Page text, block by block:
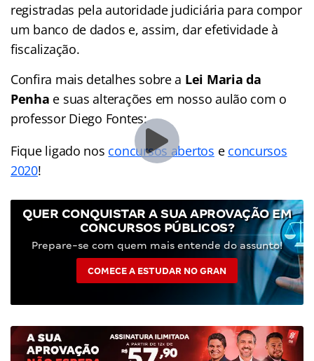
registradas pela autoridade judiciária para compor
um banco de dados e, assim, dar efetividade à
fiscalização.
Confira mais detalhes sobre a Lei Maria da
Penha e suas alterações em nosso aulão com o
professor Diego Fontes:
Fique ligado nos concursos abertos e concursos
2020!
QUER CONQUISTAR A SUA APROVAÇÃO EM
CONCURSOS PÚBLICOS?
Prepare-se com quem mais entende do assunto!
COMECE A ESTUDAR NO GRAN